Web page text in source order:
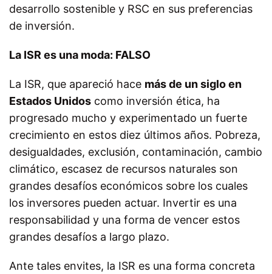
desarrollo sostenible y RSC en sus preferencias
de inversión.
La ISR es una moda: FALSO
La ISR, que apareció hace más de un siglo en
Estados Unidos como inversión ética, ha
progresado mucho y experimentado un fuerte
crecimiento en estos diez últimos años. Pobreza,
desigualdades, exclusión, contaminación, cambio
climático, escasez de recursos naturales son
grandes desafíos económicos sobre los cuales
los inversores pueden actuar. Invertir es una
responsabilidad y una forma de vencer estos
grandes desafíos a largo plazo.
Ante tales envites, la ISR es una forma concreta